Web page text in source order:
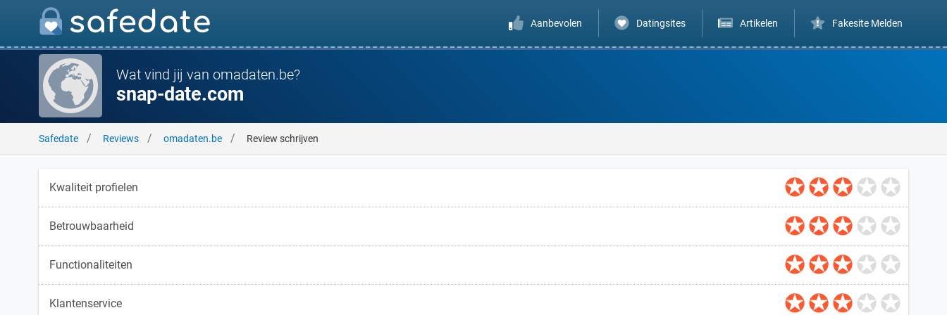
Aanbevolen Datingsites Artikelen Fakesite Melden
Wat vind jij van omadaten.be?
snap-date.com
Safedate Reviews omadaten.be Review schrijven
Kwaliteit profielen
Betrouwbaarheid
Functionaliteiten
Klantenservice